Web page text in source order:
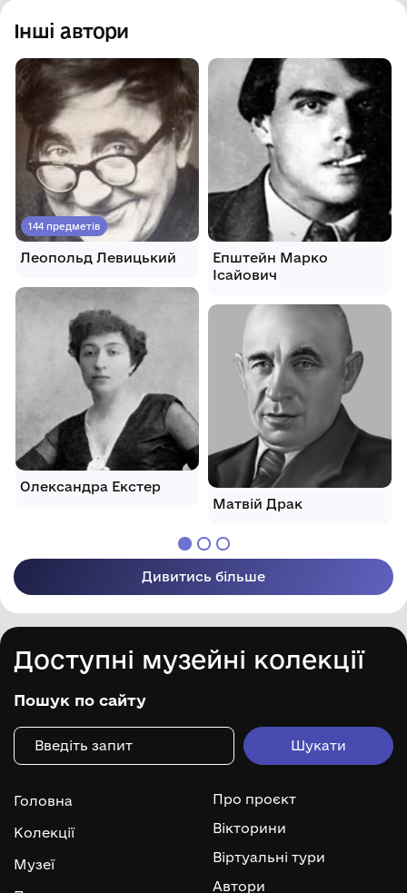
Інші автори
144 предметів
Леопольд Левицький
Олександра Екстер
Епштейн Марко
Ісайович
Матвій Драк
Дивитись більше
Доступні музейні колекції
Пошук по сайту
Головна
Колекції
Музеї
Про проєкт
Вікторини
Віртуальні тури
Автори